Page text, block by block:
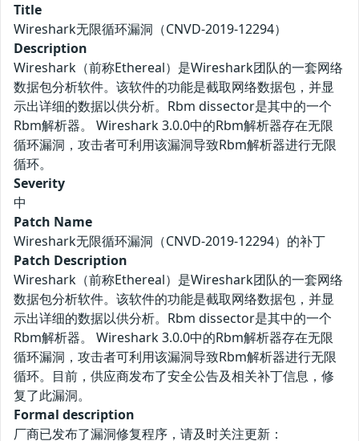
Title
Wireshark无限循环漏洞（CNVD-2019-12294）
Description
Wireshark（前称Ethereal）是Wireshark团队的一套网络
数据包分析软件。该软件的功能是截取网络数据包，并显
示出详细的数据以供分析。Rbm dissector是其中的一个
Rbm解析器。 Wireshark 3.0.0中的Rbm解析器存在无限
循环漏洞，攻击者可利用该漏洞导致Rbm解析器进行无限
循环。
Severity
中
Patch Name
Wireshark无限循环漏洞（CNVD-2019-12294）的补丁
Patch Description
Wireshark（前称Ethereal）是Wireshark团队的一套网络
数据包分析软件。该软件的功能是截取网络数据包，并显
示出详细的数据以供分析。Rbm dissector是其中的一个
Rbm解析器。 Wireshark 3.0.0中的Rbm解析器存在无限
循环漏洞，攻击者可利用该漏洞导致Rbm解析器进行无限
循环。目前，供应商发布了安全公告及相关补丁信息，修
复了此漏洞。
Formal description
厂商已发布了漏洞修复程序，请及时关注更新：